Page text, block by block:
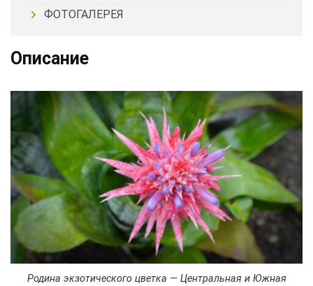
ФОТОГАЛЕРЕЯ
Описание
Родина экзотического цветка — Центральная и Южная